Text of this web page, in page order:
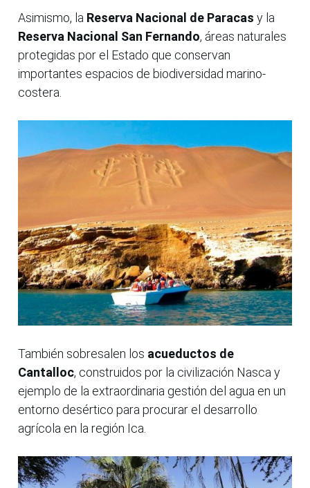
Asimismo, la Reserva Nacional de Paracas y la
Reserva Nacional San Fernando, áreas naturales
protegidas por el Estado que conservan
importantes espacios de biodiversidad marino-
costera.
También sobresalen los acueductos de
Cantalloc, construidos por la civilización Nasca y
ejemplo de la extraordinaria gestión del agua en un
entorno desértico para procurar el desarrollo
agrícola en la región Ica.